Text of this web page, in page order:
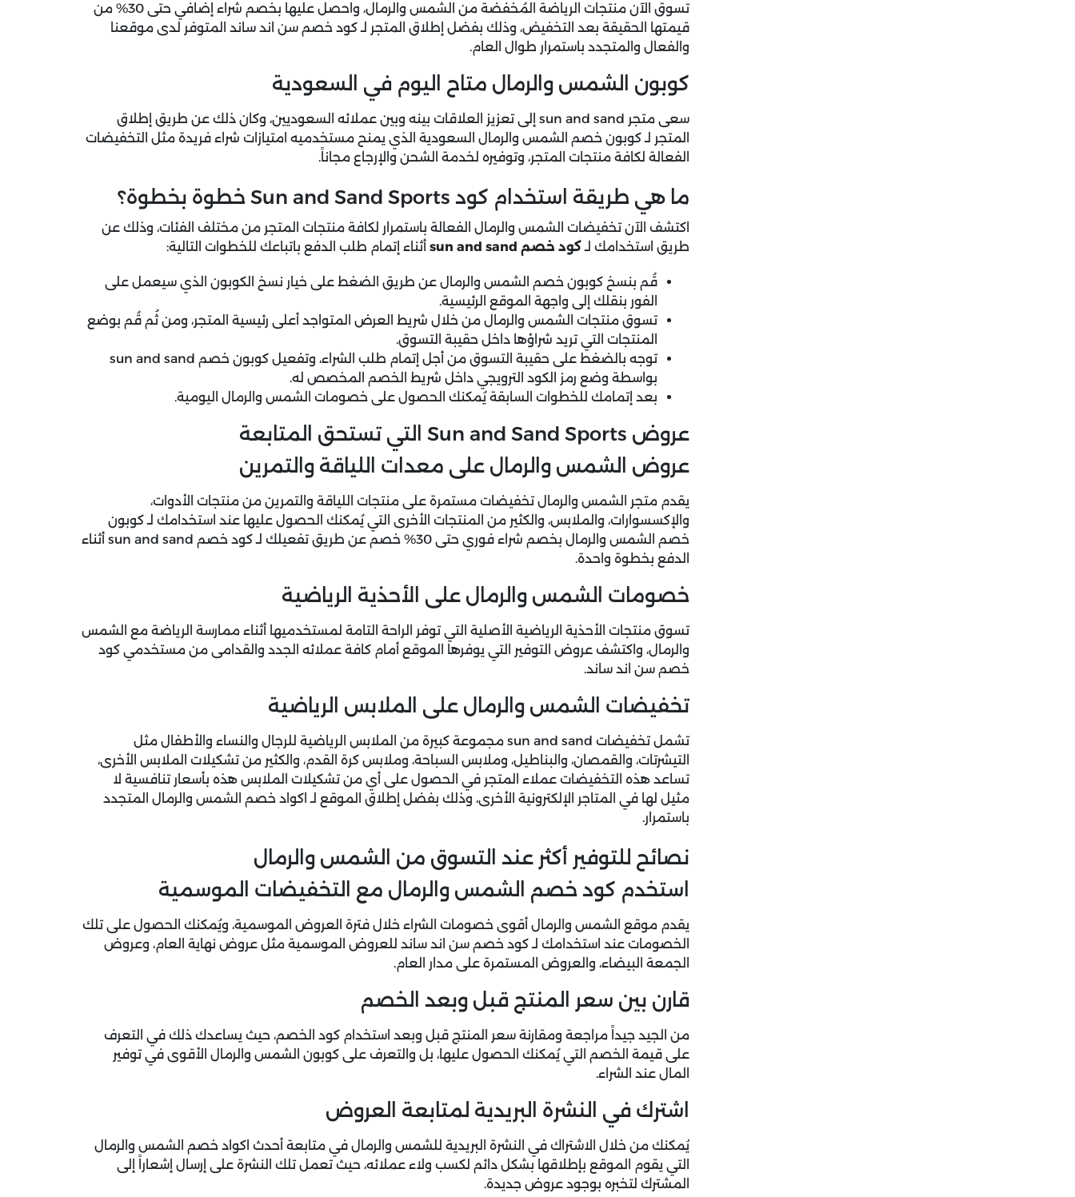
تسوق الآن منتجات الرياضة المُخفضة من الشمس والرمال، واحصل عليها بخصم شراء إضافي حتى 30% من
قيمتها الحقيقة بعد التخفيض، وذلك بفضل إطلاق المتجر لـ كود خصم سن اند ساند المتوفر لدى موقعنا
والفعال والمتجدد باستمرار طوال العام.
كوبون الشمس والرمال متاح اليوم في السعودية
سعى متجر sun and sand إلى تعزيز العلاقات بينه وبين عملائه السعوديين، وكان ذلك عن طريق إطلاق
المتجر لـ كوبون خصم الشمس والرمال السعودية الذي يمنح مستخدميه امتيازات شراء فريدة مثل التخفيضات
الفعالة لكافة منتجات المتجر، وتوفيره لخدمة الشحن والإرجاع مجاناً.
ما هي طريقة استخدام كود Sun and Sand Sports خطوة بخطوة؟
اكتشف الآن تخفيضات الشمس والرمال الفعالة باستمرار لكافة منتجات المتجر من مختلف الفئات، وذلك عن
طريق استخدامك لـكود خصم sun and sand أثناء إتمام طلب الدفع باتباعك للخطوات التالية:
قُم بنسخ كوبون خصم الشمس والرمال عن طريق الضغط على خيار نسخ الكوبون الذي سيعمل على
الفور بنقلك إلى واجهة الموقع الرئيسية.
تسوق منتجات الشمس والرمال من خلال شريط العرض المتواجد أعلى رئيسية المتجر، ومن ثُم قُم بوضع
المنتجات التي تريد شراؤها داخل حقيبة التسوق.
توجه بالضغط على حقيبة التسوق من أجل إتمام طلب الشراء، وتفعيل كوبون خصم sun and sand
بواسطة وضع رمز الكود الترويجي داخل شريط الخصم المخصص له.
بعد إتمامك للخطوات السابقة يُمكنك الحصول على خصومات الشمس والرمال اليومية.
عروض Sun and Sand Sports التي تستحق المتابعة
عروض الشمس والرمال على معدات اللياقة والتمرين
يقدم متجر الشمس والرمال تخفيضات مستمرة على منتجات اللياقة والتمرين من منتجات الأدوات،
والإكسسوارات، والملابس، والكثير من المنتجات الأخرى التي يُمكنك الحصول عليها عند استخدامك لـ كوبون
خصم الشمس والرمال بخصم شراء فوري حتى 30% خصم عن طريق تفعيلك لـ كود خصم sun and sand أثناء
الدفع بخطوة واحدة.
خصومات الشمس والرمال على الأحذية الرياضية
تسوق منتجات الأحذية الرياضية الأصلية التي توفر الراحة التامة لمستخدميها أثناء ممارسة الرياضة مع الشمس
والرمال، واكتشف عروض التوفير التي يوفرها الموقع أمام كافة عملائه الجدد والقدامى من مستخدمي كود
خصم سن اند ساند.
تخفيضات الشمس والرمال على الملابس الرياضية
تشمل تخفيضات sun and sand مجموعة كبيرة من الملابس الرياضية للرجال والنساء والأطفال مثل
التيشرتات، والقمصان، والبناطيل، وملابس السباحة، وملابس كرة القدم، والكثير من تشكيلات الملابس الأخرى،
تساعد هذه التخفيضات عملاء المتجر في الحصول على أي من تشكيلات الملابس هذه بأسعار تنافسية لا
مثيل لها في المتاجر الإلكترونية الأخرى، وذلك بفضل إطلاق الموقع لـ اكواد خصم الشمس والرمال المتجدد
باستمرار.
نصائح للتوفير أكثر عند التسوق من الشمس والرمال
استخدم كود خصم الشمس والرمال مع التخفيضات الموسمية
يقدم موقع الشمس والرمال أقوى خصومات الشراء خلال فترة العروض الموسمية، ويُمكنك الحصول على تلك
الخصومات عند استخدامك لـ كود خصم سن اند ساند للعروض الموسمية مثل عروض نهاية العام، وعروض
الجمعة البيضاء، والعروض المستمرة على مدار العام.
قارن بين سعر المنتج قبل وبعد الخصم
من الجيد جيداً مراجعة ومقارنة سعر المنتج قبل وبعد استخدام كود الخصم، حيث يساعدك ذلك في التعرف
على قيمة الخصم التي يُمكنك الحصول عليها، بل والتعرف على كوبون الشمس والرمال الأقوى في توفير
المال عند الشراء.
اشترك في النشرة البريدية لمتابعة العروض
يُمكنك من خلال الاشتراك في النشرة البريدية للشمس والرمال في متابعة أحدث اكواد خصم الشمس والرمال
التي يقوم الموقع بإطلاقها بشكل دائم لكسب ولاء عملائه، حيث تعمل تلك النشرة على إرسال إشعاراً إلى
المشترك لتخبره بوجود عروض جديدة.